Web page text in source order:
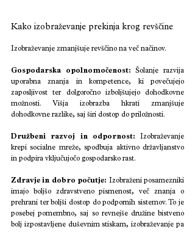
Kako izobraževanje prekinja krog revščine
Izobraževanje zmanjšuje revščino na več načinov.
Gospodarska opolnomočenost: Šolanje razvija
uporabna znanja in kompetence, ki povečujejo
zaposljivost ter dolgoročno izboljšujejo dohodkovne
možnosti. Višja izobrazba hkrati zmanjšuje
dohodkovne razlike, saj širi dostop do priložnosti.
Družbeni razvoj in odpornost: Izobraževanje
krepi socialne mreže, spodbuja aktivno državljanstvo
in podpira vključujočo gospodarsko rast.
Zdravje in dobro počutje: Izobraženi posamezniki
imajo boljšo zdravstveno pismenost, več znanja o
prehrani ter boljši dostop do podpornih sistemov. To je
posebej pomembno, saj so revnejše družine bistveno
bolj izpostavljene duševnim stiskam, izobraževanje pa